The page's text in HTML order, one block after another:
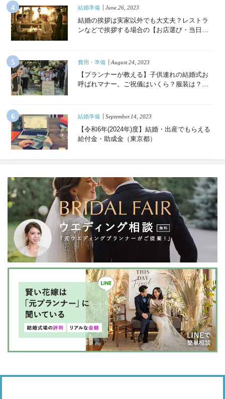
結婚準備 June.26, 2023
結婚の挨拶は実家以外でも大丈夫？レストラ
ンなどで挨拶する場合の【お店選び・当日の
費用・準備 August.24, 2023
【プランナーが教える】子供連れの結婚式お
呼ばれマナー。ご祝儀はいくら？服装は？必
結婚準備 September.14, 2023
【令和6年(2024年)度】結婚・出産でもらえる
給付金・助成金（東京都）